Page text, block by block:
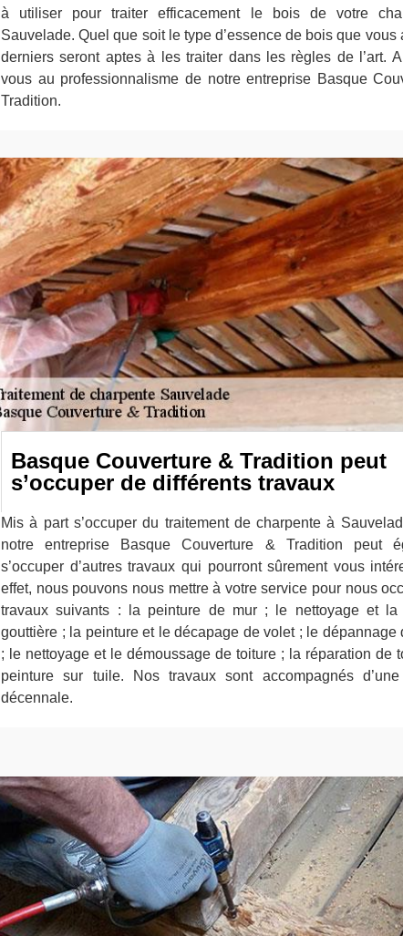
à utiliser pour traiter efficacement le bois de votre
Sauvelade. Quel que soit le type d’essence de bois que vous
derniers seront aptes à les traiter dans les règles de l’art.
vous au professionnalisme de notre entreprise Basque
Tradition.
Basque Couverture & Tradition peut
s’occuper de différents travaux
Mis à part s’occuper du traitement de charpente à
notre entreprise Basque Couverture & Tradition peut
s’occuper d’autres travaux qui pourront sûrement vous
effet, nous pouvons nous mettre à votre service pour nous
travaux suivants : la peinture de mur ; le nettoyage et la
gouttière ; la peinture et le décapage de volet ; le dépannage
; le nettoyage et le démoussage de toiture ; la réparation de
peinture sur tuile. Nos travaux sont accompagnés
décennale.